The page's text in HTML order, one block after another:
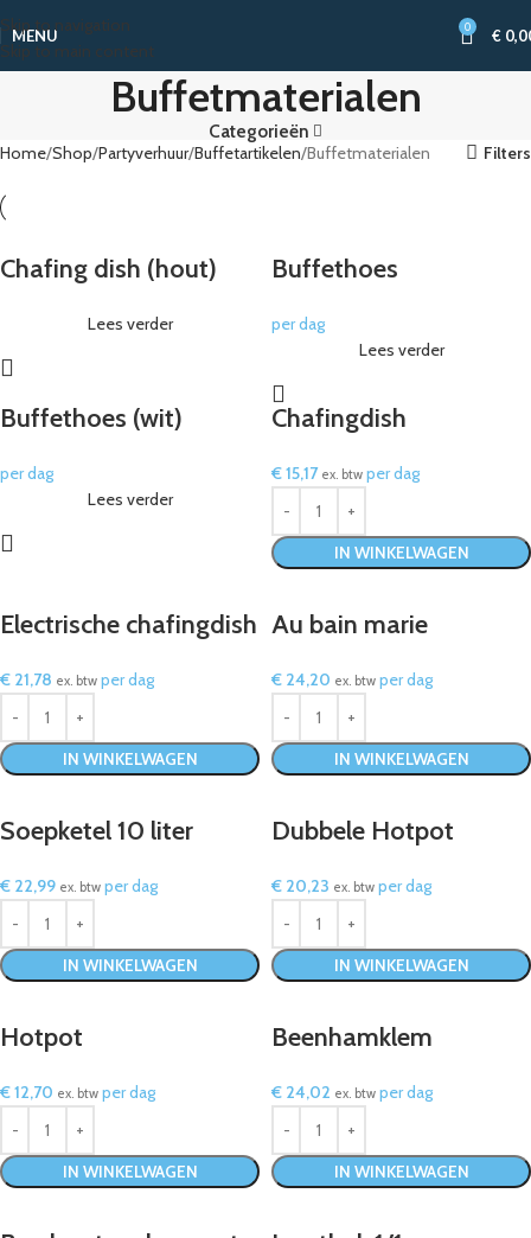
Skip to navigation
Skip to main content
MENU 0 €
Buffetmaterialen
Categorieën
Home Shop Partyverhuur Buffetartikelen Buffetmaterialen Filters
Chafing dish (hout)
Lees verder
Buffethoes
per dag
Lees verder
Buffethoes (wit)
per dag
Lees verder
Chafingdish
€15,17 ex. btw per dag
IN WINKELWAGEN
Electrische chafingdish
€ 21,78 ex. btw per dag
IN WINKELWAGEN
Au bain marie
€ 24,20 ex. btw per dag
IN WINKELWAGEN
Soepketel 10 liter
€ 22,99 ex. btw per dag
IN WINKELWAGEN
Dubbele Hotpot
€ 20,23 ex. btw per dag
IN WINKELWAGEN
Hotpot
€12,70 ex. btw per dag
IN WINKELWAGEN
Beenhamklem
€ 24,02 ex. btw per dag
IN WINKELWAGEN